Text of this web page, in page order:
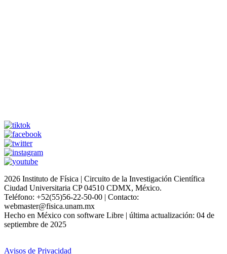
2026 Instituto de Física | Circuito de la Investigación Científica
Ciudad Universitaria CP 04510 CDMX, México.
Teléfono: +52(55)56-22-50-00 | Contacto:
webmaster@fisica.unam.mx
Hecho en México con software Libre | última actualización: 04 de
septiembre de 2025
Avisos de Privacidad